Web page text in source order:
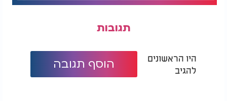
תגובות
היו הראשונים
להגיב
הוסף תגובה